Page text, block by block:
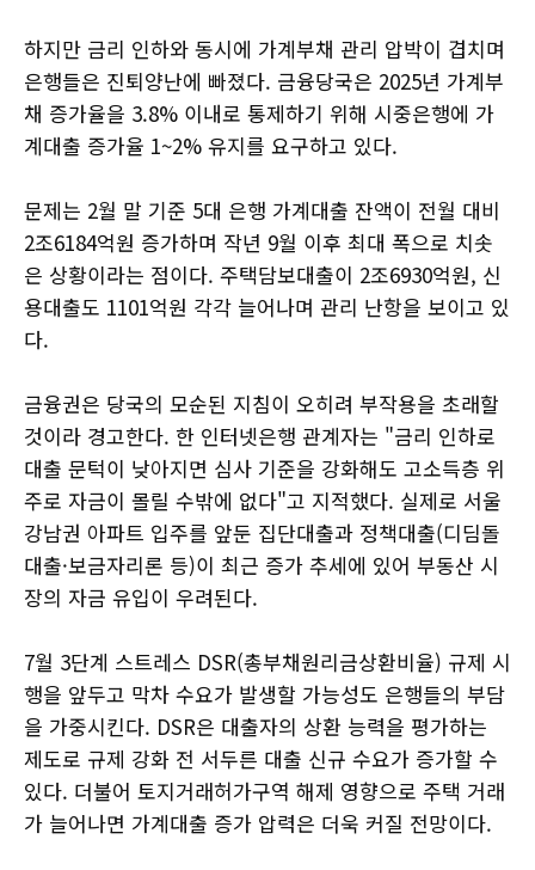
하지만 금리 인하와 동시에 가계부채 관리 압박이 겹치며
은행들은 진퇴양난에 빠졌다. 금융당국은 2025년 가계부
채 증가율을 3.8% 이내로 통제하기 위해 시중은행에 가
계대출 증가율 1~2% 유지를 요구하고 있다.
문제는 2월 말 기준 5대 은행 가계대출 잔액이 전월 대비
2조6184억원 증가하며 작년 9월 이후 최대 폭으로 치솟
은 상황이라는 점이다. 주택담보대출이 2조6930억원, 신
용대출도 1101억원 각각 늘어나며 관리 난항을 보이고 있
다.
금융권은 당국의 모순된 지침이 오히려 부작용을 초래할
것이라 경고한다. 한 인터넷은행 관계자는 "금리 인하로
대출 문턱이 낮아지면 심사 기준을 강화해도 고소득층 위
주로 자금이 몰릴 수밖에 없다"고 지적했다. 실제로 서울
강남권 아파트 입주를 앞둔 집단대출과 정책대출(디딤돌
대출·보금자리론 등)이 최근 증가 추세에 있어 부동산 시
장의 자금 유입이 우려된다.
7월 3단계 스트레스 DSR(총부채원리금상환비율) 규제 시
행을 앞두고 막차 수요가 발생할 가능성도 은행들의 부담
을 가중시킨다. DSR은 대출자의 상환 능력을 평가하는
제도로 규제 강화 전 서두른 대출 신규 수요가 증가할 수
있다. 더불어 토지거래허가구역 해제 영향으로 주택 거래
가 늘어나면 가계대출 증가 압력은 더욱 커질 전망이다.